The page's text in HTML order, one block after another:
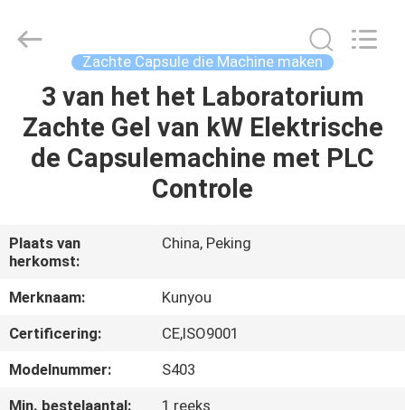
THUIS
PRODUCTEN
OVER
ONS
FABRIEKSTOCHT
Pharmatech
Zachte Capsule die Machine maken
3 van het het Laboratorium
Zachte Gel van kW Elektrische
de Capsulemachine met PLC
Controle
Plaats van
herkomst:
China, Peking
Merknaam:
Kunyou
Certificering:
CE,ISO9001
Modelnummer:
S403
Min. bestelaantal:
1 reeks